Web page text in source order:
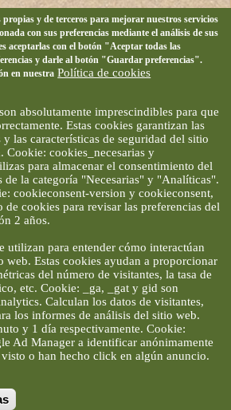
son propiedad de elclickverde ©. No se
y de terceros para mejorar nuestros servicios
con sus preferencias mediante el análisis de sus
aceptarlas con el botón "Aceptar todas las
y darle al botón "Guardar preferencias".
en nuestra Política de cookies
absolutamente imprescindibles para que
Estas cookies garantizan las
las características de seguridad del sitio
Cookie: cookies_necesarias y
para almacenar el consentimiento del
de la categoría "Necesarias" y "Analíticas".
cookieconsent-version y cookieconsent,
cookies para revisar las preferencias del
2 años.
utilizan para entender cómo interactúan
web. Estas cookies ayudan a proporcionar
del número de visitantes, la tasa de
etc. Cookie: _ga, _gat y gid son
Calculan los datos de visitantes,
los informes de análisis del sitio web.
y 1 día respectivamente. Cookie:
Ad Manager a identificar anónimamente
o han hecho click en algún anuncio.